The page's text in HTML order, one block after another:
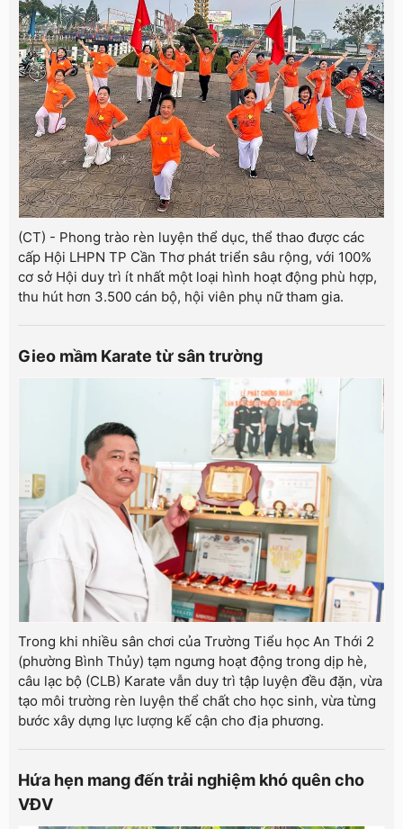
(CT) - Phong trào rèn luyện thể dục, thể thao được các
cấp Hội LHPN TP Cần Thơ phát triển sâu rộng, với 100%
cơ sở Hội duy trì ít nhất một loại hình hoạt động phù hợp,
thu hút hơn 3.500 cán bộ, hội viên phụ nữ tham gia.
Gieo mầm Karate từ sân trường
Trong khi nhiều sân chơi của Trường Tiểu học An Thới 2
(phường Bình Thủy) tạm ngưng hoạt động trong dịp hè,
câu lạc bộ (CLB) Karate vẫn duy trì tập luyện đều đặn, vừa
tạo môi trường rèn luyện thể chất cho học sinh, vừa từng
bước xây dựng lực lượng kế cận cho địa phương.
Hứa hẹn mang đến trải nghiệm khó quên cho
VĐV